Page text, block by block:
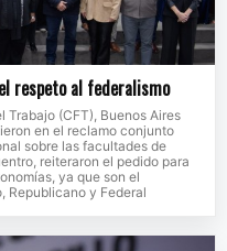
respeto al federalismo
Trabajo (CFT), Buenos Aires
en el reclamo conjunto
sobre las facultades de
reiteraron el pedido para
ya que son el
Republicano y Federal